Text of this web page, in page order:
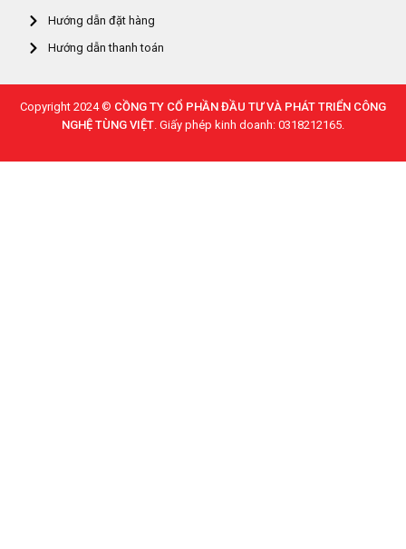
Hướng dẫn đặt hàng
Hướng dẫn thanh toán
Copyright 2024 © CỒNG TY CỔ PHẦN ĐẦU TƯ VÀ PHÁT TRIỂN CÔNG
NGHỆ TÙNG VIỆT . Giấy phép kinh doanh: 0318212165.